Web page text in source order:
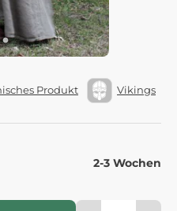
Produkt Vikings
2-3 Wochen